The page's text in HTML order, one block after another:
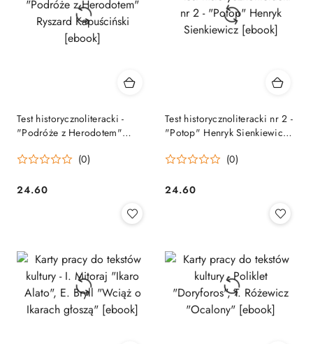
Test historycznoliteracki -
"Podróże z Herodotem"
(0)
Cena:
24.60
Test historycznoliteracki nr 2 -
"Potop" Henryk Sienkiewicz
(0)
Cena:
24.60